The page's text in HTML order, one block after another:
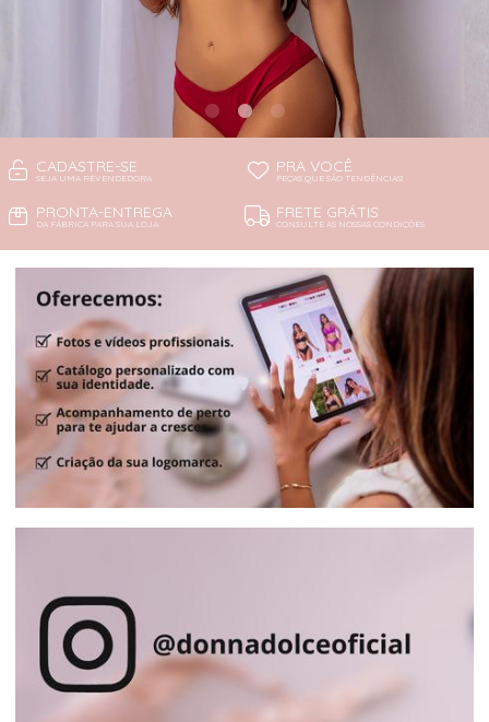
CADASTRE-SE
SEJA UMA REVENDEDORA
PRA VOCÊ
PEÇAS QUE SÃO TENDÊNCIAS!
PRONTA-ENTREGA
DA FÁBRICA PARA SUA LOJA
FRETE GRÁTIS
CONSULTE AS NOSSAS CONDIÇÕES